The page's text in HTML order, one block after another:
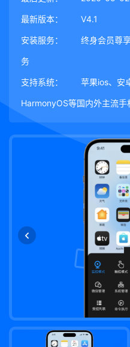
最新版本： V4.1
安装服务： 终身会员尊
务
支持系统： 苹果ios、安
HarmonyOS等国内外主流手